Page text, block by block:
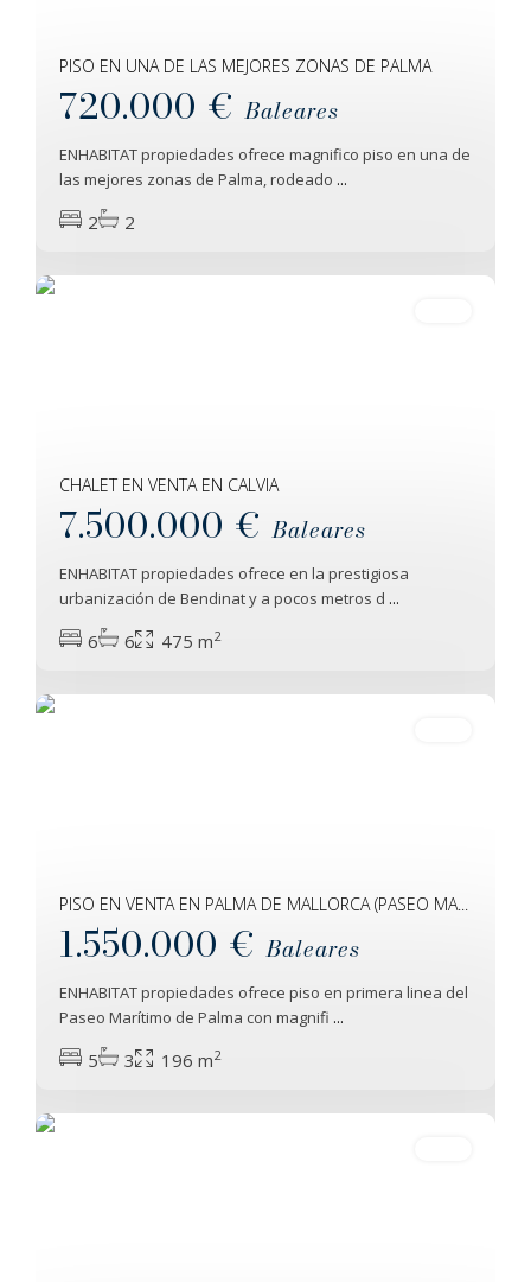
PISO EN UNA DE LAS MEJORES ZONAS DE PALMA
720.000 €Baleares
ENHABITAT propiedades ofrece magnifico piso en una de
las mejores zonas de Palma, rodeado ...
2 2
CHALET EN VENTA EN CALVIA
7.500.000 €Baleares
ENHABITAT propiedades ofrece en la prestigiosa
urbanización de Bendinat y a pocos metros d ...
6 6 475 m2
De
PISO EN VENTA EN PALMA DE MALLORCA (PASEO MA...
1.550.000 €Baleares
ENHABITAT propiedades ofrece piso en primera linea del
Paseo Marítimo de Palma con magnifi ...
5 3 196 m2